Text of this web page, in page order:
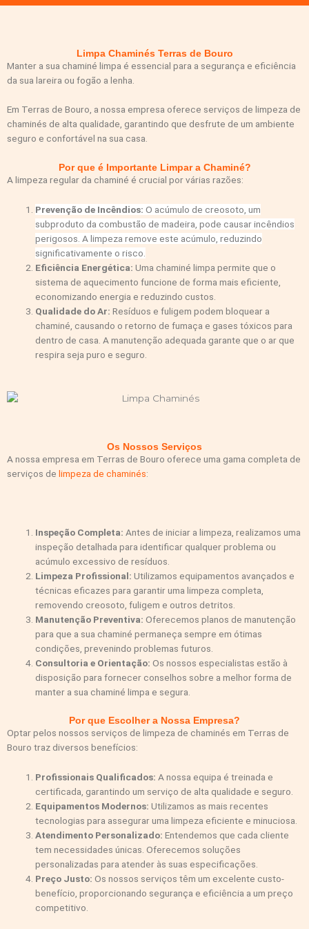
Limpa Chaminés Terras de Bouro
Manter a sua chaminé limpa é essencial para a segurança e eficiência
da sua lareira ou fogão a lenha.
Em Terras de Bouro, a nossa empresa oferece serviços de limpeza de
chaminés de alta qualidade, garantindo que desfrute de um ambiente
seguro e confortável na sua casa.
Por que é Importante Limpar a Chaminé?
A limpeza regular da chaminé é crucial por várias razões:
Prevenção de Incêndios: O acúmulo de creosoto, um
subproduto da combustão de madeira, pode causar incêndios
perigosos. A limpeza remove este acúmulo, reduzindo
significativamente o risco.
Eficiência Energética: Uma chaminé limpa permite que o
sistema de aquecimento funcione de forma mais eficiente,
economizando energia e reduzindo custos.
Qualidade do Ar: Resíduos e fuligem podem bloquear a
chaminé, causando o retorno de fumaça e gases tóxicos para
dentro de casa. A manutenção adequada garante que o ar que
respira seja puro e seguro.
Os Nossos Serviços
A nossa empresa em Terras de Bouro oferece uma gama completa de
serviços de limpeza de chaminés:
Inspeção Completa: Antes de iniciar a limpeza, realizamos uma
inspeção detalhada para identificar qualquer problema ou
acúmulo excessivo de resíduos.
Limpeza Profissional:Utilizamos equipamentos avançados e
técnicas eficazes para garantir uma limpeza completa,
removendo creosoto, fuligem e outros detritos.
Manutenção Preventiva:Oferecemos planos de manutenção
para que a sua chaminé permaneça sempre em ótimas
condições, prevenindo problemas futuros.
Consultoria e Orientação: Os nossos especialistas estão à
disposição para fornecer conselhos sobre a melhor forma de
manter a sua chaminé limpa e segura.
Por que Escolher a Nossa Empresa?
Optar pelos nossos serviços de limpeza de chaminés em Terras de
Bouro traz diversos benefícios:
Profissionais Qualificados: A nossa equipa é treinada e
certificada, garantindo um serviço de alta qualidade e seguro.
Equipamentos Modernos: Utilizamos as mais recentes
tecnologias para assegurar uma limpeza eficiente e minuciosa.
Atendimento Personalizado: Entendemos que cada cliente
tem necessidades únicas. Oferecemos soluções
personalizadas para atender às suas especificações.
Preço Justo: Os nossos serviços têm um excelente custo-
benefício, proporcionando segurança e eficiência a um preço
competitivo.